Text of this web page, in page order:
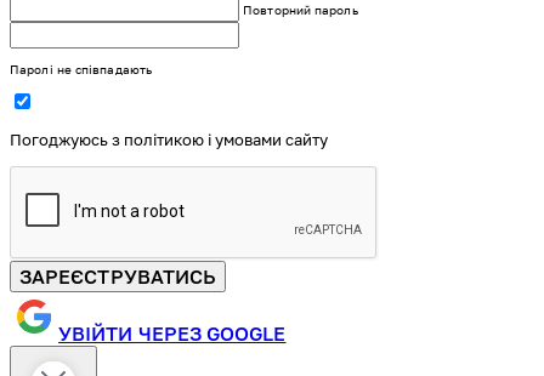
Повторний пароль
Паролі не співпадають
Погоджуюсь з політикою і умовами сайту
ЗАРЕЄСТРУВАТИСЬ
УВІЙТИ ЧЕРЕЗ GOOGLE